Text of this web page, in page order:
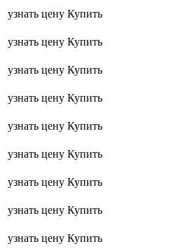
узнать цену Купить
узнать цену Купить
узнать цену Купить
узнать цену Купить
узнать цену Купить
узнать цену Купить
узнать цену Купить
узнать цену Купить
узнать цену Купить